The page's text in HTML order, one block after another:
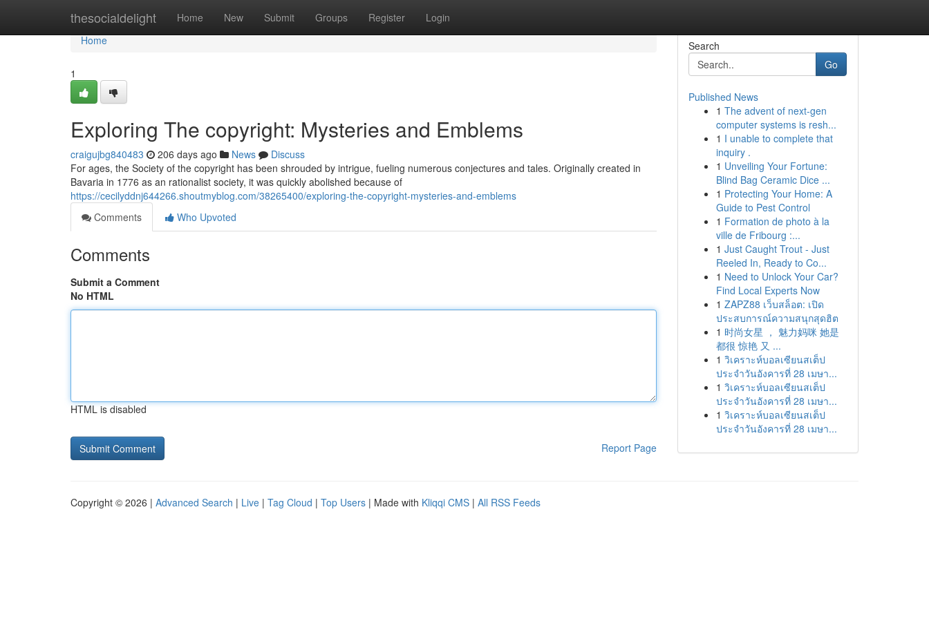
thesocialdelight Home New Submit Groups Register Login
Home
Home
1
Exploring The copyright: Mysteries and Emblems
craigujbg840483 206 days ago News
Discuss
For ages, the Society of the copyright has been shrouded by intrigue, fueling numerous conjectures and tales. Originally created in
Bavaria in 1776 as an rationalist society, it was quickly abolished because of
https://cecilyddnj644266.shoutmyblog.com/38265400/exploring-the-copyright-mysteries-and-emblems
Comments
Who Upvoted
Comments
Submit a Comment
No HTML
HTML is disabled
Report Page
Search
Go
Published News
1 The advent of next-gen
computer systems is resh...
1 I unable to complete that
inquiry .
1 Unveiling Your Fortune:
Blind Bag Ceramic Dice ...
1 Protecting Your Home: A
Guide to Pest Control
1 Formation de photo à la
ville de Fribourg :...
1 Just Caught Trout - Just
Reeled In, Ready to Co...
1 Need to Unlock Your Car?
Find Local Experts Now
1 ZAPZ88 เว็บสล็อต: เปิด
ประสบการณ์ความสนุกสุดฮิต
1 时尚女星 ， 魅力妈咪 她是
都很 惊艳 又 ...
1 วิเคราะห์บอลเซียนสเต็ป
ประจำวันอังคารที่ 28 เมษา...
1 วิเคราะห์บอลเซียนสเต็ป
ประจำวันอังคารที่ 28 เมษา...
1 วิเคราะห์บอลเซียนสเต็ป
ประจำวันอังคารที่ 28 เมษา...
Copyright © 2026 | Advanced Search | Live | Tag Cloud | Top Users | Made with Kliqqi CMS | All RSS Feeds